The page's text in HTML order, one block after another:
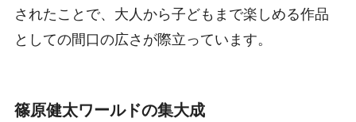
されたことで、大人から子どもまで楽しめる作品
としての間口の広さが際立っています。
篠原健太ワールドの集大成